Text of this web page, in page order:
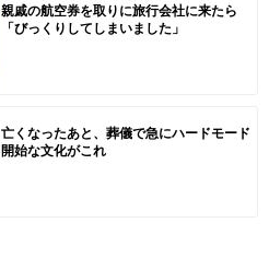
親戚の航空券を取りに旅行会社に来たら
「びっくりしてしまいました」
亡くなったあと、葬儀で急にハードモード
開始な文化がこれ